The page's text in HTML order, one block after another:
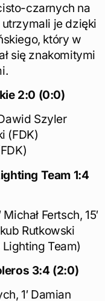
czarnych na
je dzięki
który w
się znakomitymi
2:0 (0:0)
Szyler
(FDK)
Team 1:4
Michał Fertsch, 15′
Rutkowski
Team)
3:4 (2:0)
1′ Damian